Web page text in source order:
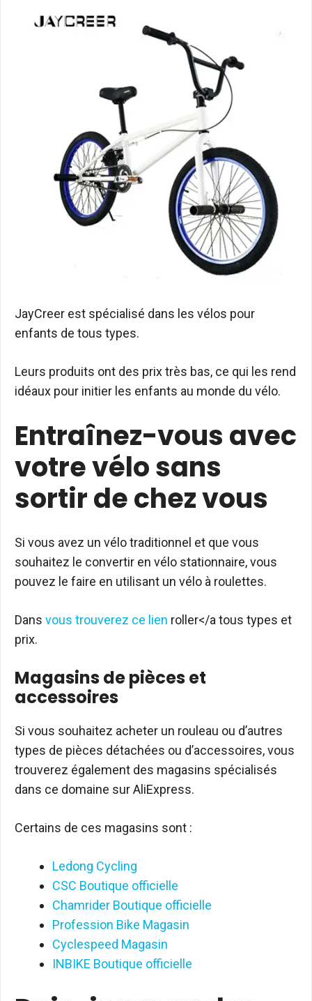
JayCreer est spécialisé dans les vélos pour
enfants de tous types.
Leurs produits ont des prix très bas, ce qui les rend
idéaux pour initier les enfants au monde du vélo.
Entraînez-vous avec
votre vélo sans
sortir de chez vous
Si vous avez un vélo traditionnel et que vous
souhaitez le convertir en vélo stationnaire, vous
pouvez le faire en utilisant un vélo à roulettes.
Dans vous trouverez ce lien roller</a tous types et
prix.
Magasins de pièces et
accessoires
Si vous souhaitez acheter un rouleau ou d’autres
types de pièces détachées ou d’accessoires, vous
trouverez également des magasins spécialisés
dans ce domaine sur AliExpress.
Certains de ces magasins sont :
Ledong Cycling
CSC Boutique officielle
Chamrider Boutique officielle
Profession Bike Magasin
Cyclespeed Magasin
INBIKE Boutique officielle